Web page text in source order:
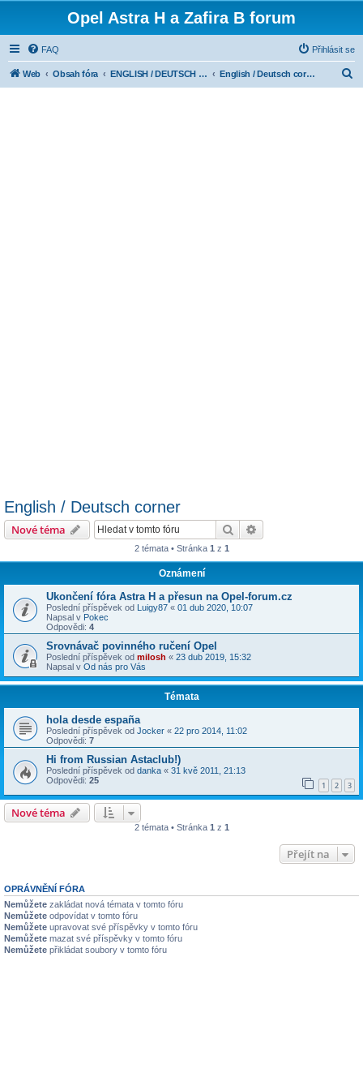
Opel Astra H a Zafira B forum
FAQ Přihlásit se
Web Obsah fóra ENGLISH / DEUTSCH CORNER English / Deutsch corner
English / Deutsch corner
Nové téma Hledat
2 témata • Stránka 1 z 1
Oznámení
Ukončení fóra Astra H a přesun na Opel-forum.cz
Poslední příspěvek od Luigy87 « 01 dub 2020, 10:07
Napsal v Pokec
Odpovědi: 4
Srovnávač povinného ručení Opel
Poslední příspěvek od milosh « 23 dub 2019, 15:32
Napsal v Od nás pro Vás
Témata
hola desde españa
Poslední příspěvek od Jocker « 22 pro 2014, 11:02
Odpovědi: 7
Hi from Russian Astaclub!)
Poslední příspěvek od danka « 31 kvě 2011, 21:13
Odpovědi: 25 1 2 3
Nové téma
2 témata • Stránka 1 z 1
Přejít na
OPRÁVNĚNÍ FÓRA
Nemůžete zakládat nová témata v tomto fóru
Nemůžete odpovídat v tomto fóru
Nemůžete upravovat své příspěvky v tomto fóru
Nemůžete mazat své příspěvky v tomto fóru
Nemůžete přikládat soubory v tomto fóru